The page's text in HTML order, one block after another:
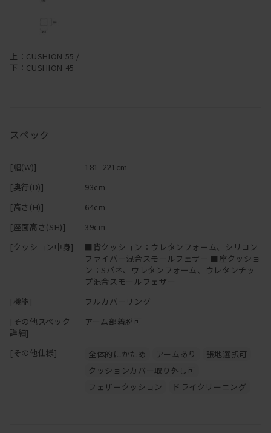
マニ ソファは、中身のクッションが体に馴染んでいく構造です。
上：CUSHION 55 /
下：CUSHION 45
スペック
[幅(W)]
181-221cm
[奥行(D)]
93cm
[高さ(H)]
64cm
[座面高さ(SH)]
39cm
[クッション中身]
■背クッション：ウレタンフォーム、シリコン
ファイバー混合スモールフェザー ■座クッショ
ン：Sバネ、ウレタンフォーム、ウレタンチッ
プ混合スモールフェザー
[機能]
フルカバーリング
[その他スペック
詳細]
アーム部着脱可
[その他仕様] 全体的にかため アームあり
張地選択可
クッションカバー取り外し可
フェザークッション
ドライクリーニング